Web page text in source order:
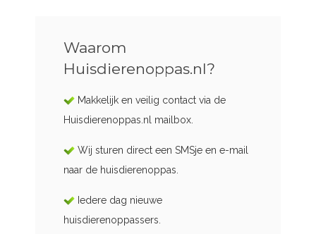
Waarom
Huisdierenoppas.nl?
Makkelijk en veilig contact via de
Huisdierenoppas.nl mailbox.
Wij sturen direct een SMSje en e-mail
naar de huisdierenoppas.
Iedere dag nieuwe
huisdierenoppassers.